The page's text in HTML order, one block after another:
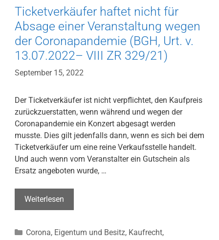
Ticketverkäufer haftet nicht für
Absage einer Veranstaltung wegen
der Coronapandemie (BGH, Urt. v.
13.07.2022– VIII ZR 329/21)
September 15, 2022
Der Ticketverkäufer ist nicht verpflichtet, den Kaufpreis
zurückzuerstatten, wenn während und wegen der
Coronapandemie ein Konzert abgesagt werden
musste. Dies gilt jedenfalls dann, wenn es sich bei dem
Ticketverkäufer um eine reine Verkaufsstelle handelt.
Und auch wenn vom Veranstalter ein Gutschein als
Ersatz angeboten wurde, …
Weiterlesen
haftet
für
Kategorien
Corona, Eigentum und Besitz, Kaufrecht,